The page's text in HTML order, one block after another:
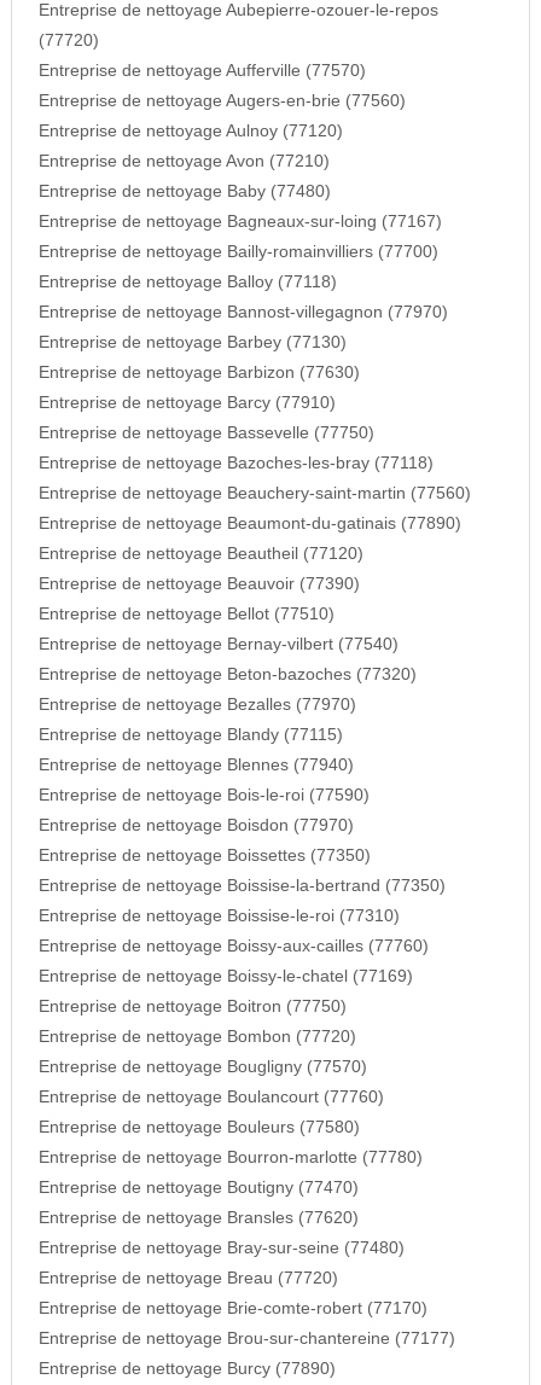
Entreprise de nettoyage Aubepierre-ozouer-le-repos
(77720)
Entreprise de nettoyage Aufferville (77570)
Entreprise de nettoyage Augers-en-brie (77560)
Entreprise de nettoyage Aulnoy (77120)
Entreprise de nettoyage Avon (77210)
Entreprise de nettoyage Baby (77480)
Entreprise de nettoyage Bagneaux-sur-loing (77167)
Entreprise de nettoyage Bailly-romainvilliers (77700)
Entreprise de nettoyage Balloy (77118)
Entreprise de nettoyage Bannost-villegagnon (77970)
Entreprise de nettoyage Barbey (77130)
Entreprise de nettoyage Barbizon (77630)
Entreprise de nettoyage Barcy (77910)
Entreprise de nettoyage Bassevelle (77750)
Entreprise de nettoyage Bazoches-les-bray (77118)
Entreprise de nettoyage Beauchery-saint-martin (77560)
Entreprise de nettoyage Beaumont-du-gatinais (77890)
Entreprise de nettoyage Beautheil (77120)
Entreprise de nettoyage Beauvoir (77390)
Entreprise de nettoyage Bellot (77510)
Entreprise de nettoyage Bernay-vilbert (77540)
Entreprise de nettoyage Beton-bazoches (77320)
Entreprise de nettoyage Bezalles (77970)
Entreprise de nettoyage Blandy (77115)
Entreprise de nettoyage Blennes (77940)
Entreprise de nettoyage Bois-le-roi (77590)
Entreprise de nettoyage Boisdon (77970)
Entreprise de nettoyage Boissettes (77350)
Entreprise de nettoyage Boissise-la-bertrand (77350)
Entreprise de nettoyage Boissise-le-roi (77310)
Entreprise de nettoyage Boissy-aux-cailles (77760)
Entreprise de nettoyage Boissy-le-chatel (77169)
Entreprise de nettoyage Boitron (77750)
Entreprise de nettoyage Bombon (77720)
Entreprise de nettoyage Bougligny (77570)
Entreprise de nettoyage Boulancourt (77760)
Entreprise de nettoyage Bouleurs (77580)
Entreprise de nettoyage Bourron-marlotte (77780)
Entreprise de nettoyage Boutigny (77470)
Entreprise de nettoyage Bransles (77620)
Entreprise de nettoyage Bray-sur-seine (77480)
Entreprise de nettoyage Breau (77720)
Entreprise de nettoyage Brie-comte-robert (77170)
Entreprise de nettoyage Brou-sur-chantereine (77177)
Entreprise de nettoyage Burcy (77890)